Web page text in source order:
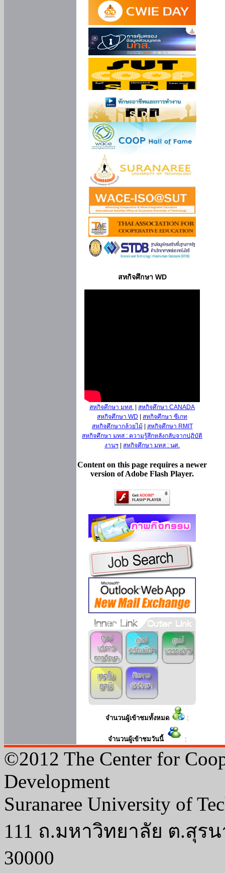
สหกิจศึกษา WD
สหกิจศึกษา มทส.
สหกิจศึกษา CANADA
สหกิจศึกษา WD
สหกิจศึกษา ซีเกท
สหกิจศึกษากล้วยไม้
สหกิจศึกษา RMIT
สหกิจศึกษา มทส : ความรู้สึกหลังกลับจากปฏิบัติ
งานฯ
สหกิจศึกษา มทส : นศ.
Content on this page requires a newer
version of Adobe Flash Player.
จำนวนผู้เข้าชมทั้งหมด :
จำนวนผู้เข้าชมวันนี้ :
©2012 The Center for
Development
Suranaree University of
111 ถ.มหาวิทยาลัย ต.สุร
30000